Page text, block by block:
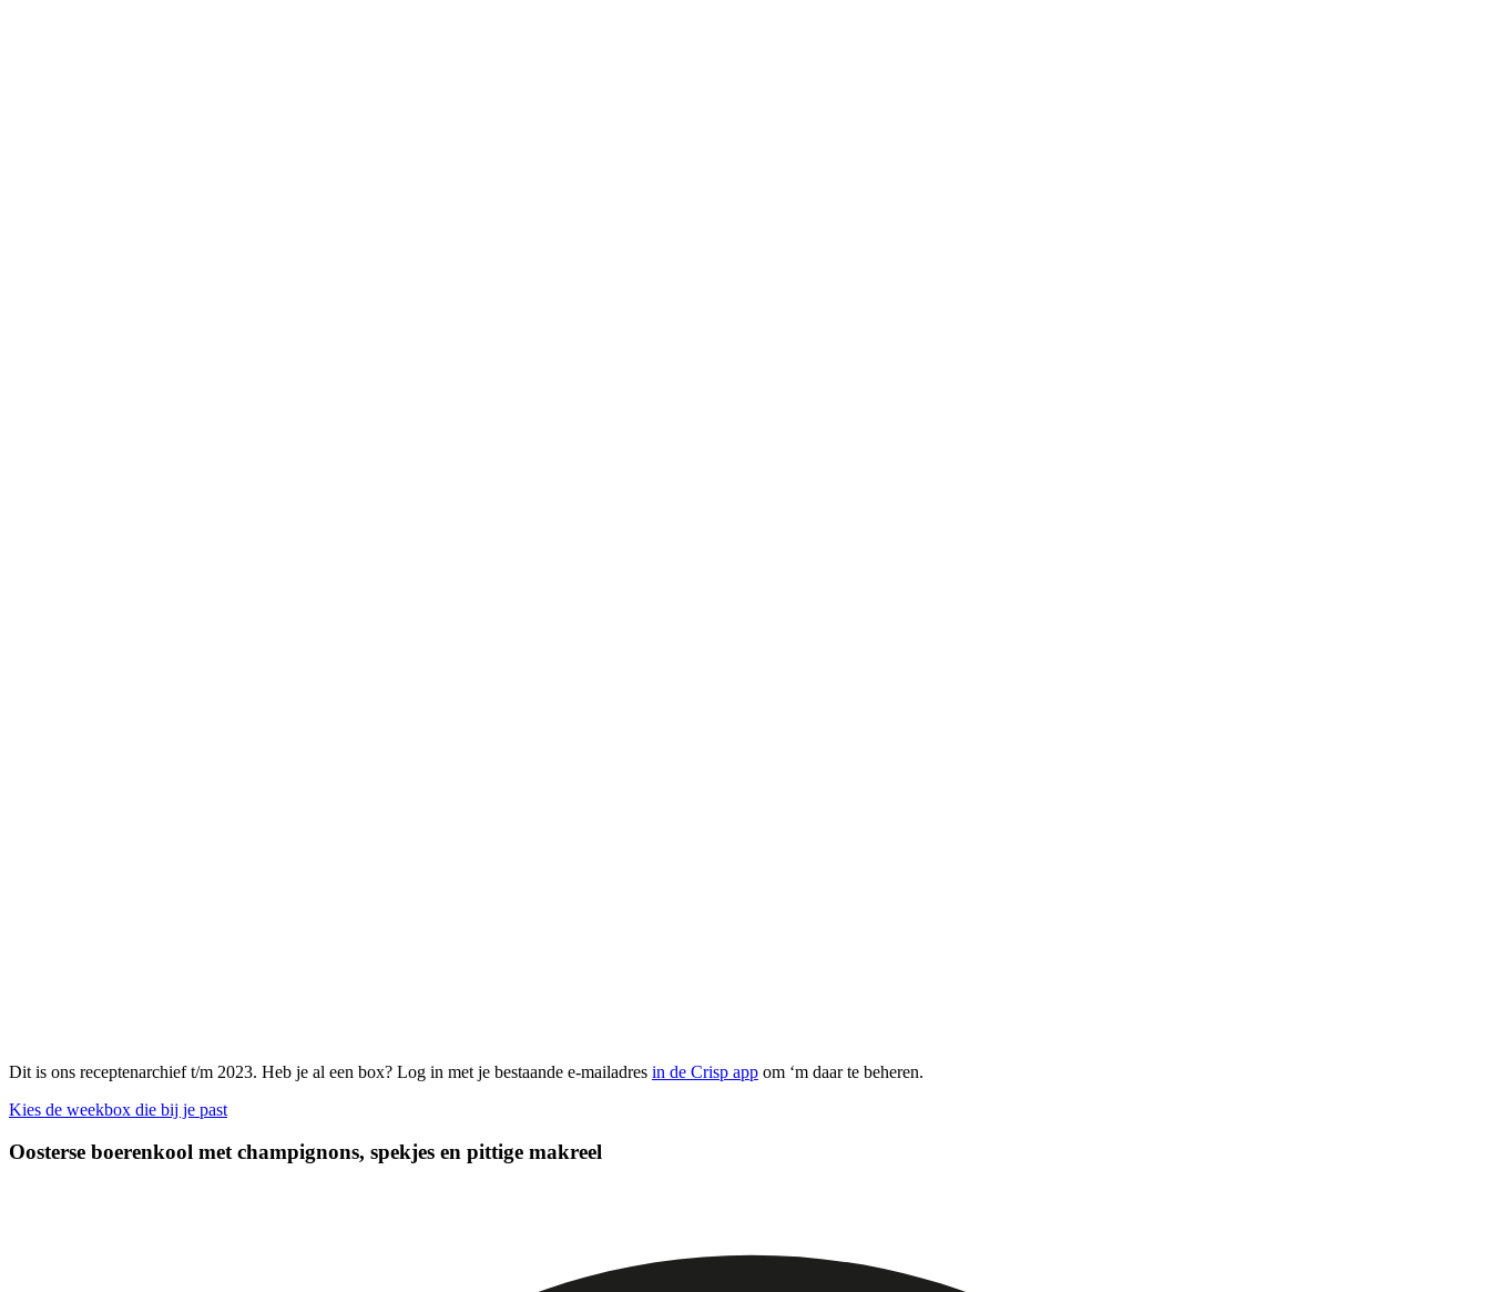
Dit is ons receptenarchief t/m 2023. Heb je al een box? Log in met je bestaande e-mailadres in de Crisp app om ‘m daar te beheren.
Kies de weekbox die bij je past
Oosterse boerenkool met champignons, spekjes en pittige makreel